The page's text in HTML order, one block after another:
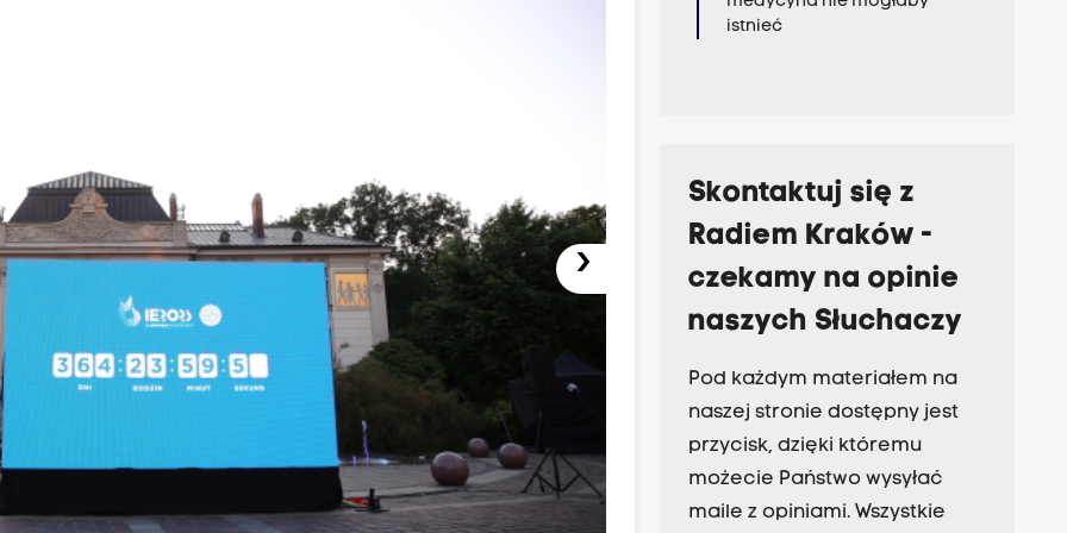
›
istnieć
Skontaktuj się z
Radiem Kraków -
czekamy na opinie
naszych Słuchaczy
Pod każdym materiałem na
naszej stronie dostępny jest
przycisk, dzięki któremu
możecie Państwo wysyłać
maile z opiniami. Wszystkie